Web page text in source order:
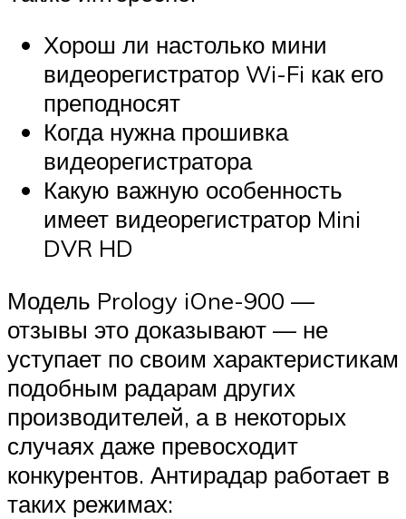
Хорош ли настолько мини
видеорегистратор Wi-Fi как его
преподносят
Когда нужна прошивка
видеорегистратора
Какую важную особенность
имеет видеорегистратор Mini
DVR HD
Модель Prology iOne-900 —
отзывы это доказывают — не
уступает по своим характеристикам
подобным радарам других
производителей, а в некоторых
случаях даже превосходит
конкурентов. Антирадар работает в
таких режимах: